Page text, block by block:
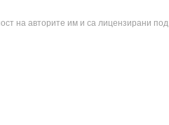
на авторите им и са лицензирани под